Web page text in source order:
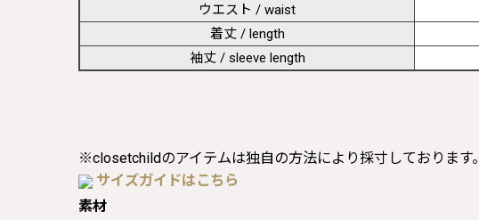
ウエスト / waist
着丈 / length
袖丈 / sleeve length
※closetchildのアイテムは独自の方法により採寸しております。
サイズガイドはこちら
素材